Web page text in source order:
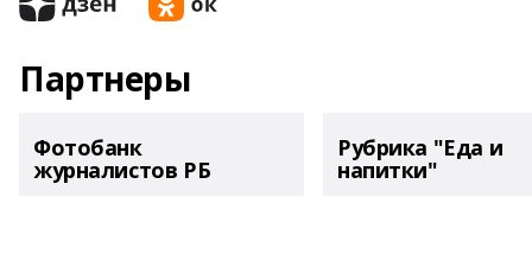
Партнеры
Фотобанк
журналистов РБ
Рубрика "Еда и
напитки"